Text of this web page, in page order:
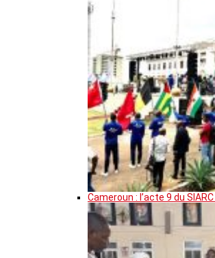
Cameroun : l’acte 9 du